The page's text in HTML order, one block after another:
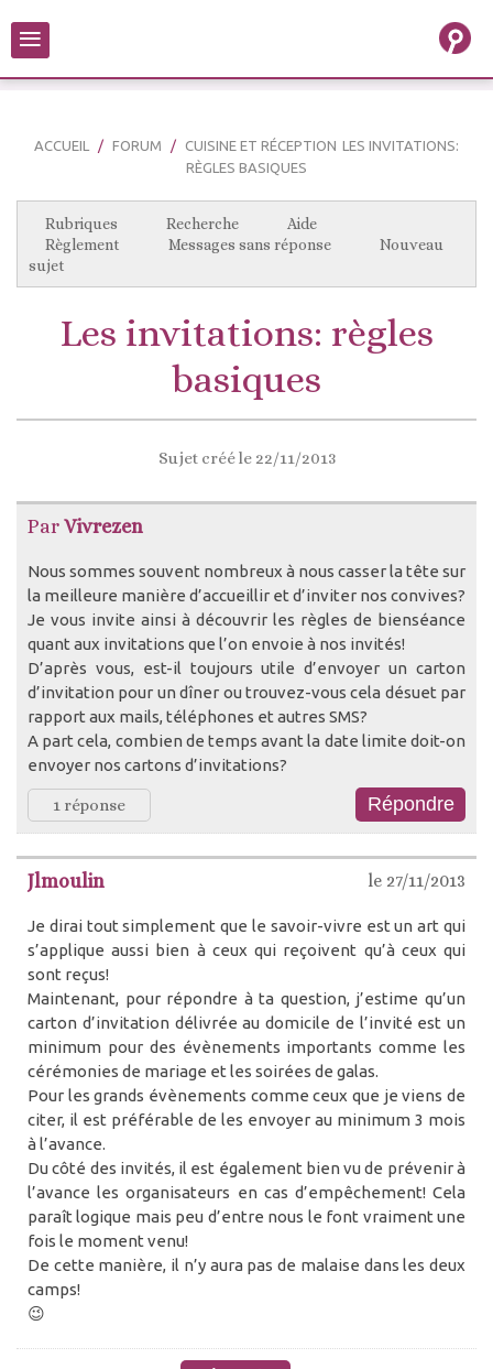
≡
ACCUEIL FORUM CUISINE ET RÉCEPTION LES INVITATIONS:
RÈGLES BASIQUES
Rubriques Recherche
Aide
Règlement
Messages sans réponse
Nouveau
sujet
Les invitations: règles
basiques
Sujet créé le 22/11/2013
Par Vivrezen
Nous sommes souvent nombreux à nous casser la tête sur
la meilleure manière d’accueillir et d’inviter nos convives?
Je vous invite ainsi à découvrir les règles de bienséance
quant aux invitations que l’on envoie à nos invités!
D’après vous, est-il toujours utile d’envoyer un carton
d’invitation pour un dîner ou trouvez-vous cela désuet par
rapport aux mails, téléphones et autres SMS?
A part cela, combien de temps avant la date limite doit-on
envoyer nos cartons d’invitations?
1 réponse
Jlmoulin le 27/11/2013
Je dirai tout simplement que le savoir-vivre est un art qui
s’applique aussi bien à ceux qui reçoivent qu’à ceux qui
sont reçus!
Maintenant, pour répondre à ta question, j’estime qu’un
carton d’invitation délivrée au domicile de l’invité est un
minimum pour des évènements importants comme les
cérémonies de mariage et les soirées de galas.
Pour les grands évènements comme ceux que je viens de
citer, il est préférable de les envoyer au minimum 3 mois
à l’avance.
Du côté des invités, il est également bien vu de prévenir à
l’avance les organisateurs en cas d’empêchement! Cela
paraît logique mais peu d’entre nous le font vraiment une
fois le moment venu!
De cette manière, il n’y aura pas de malaise dans les deux
camps!
😉